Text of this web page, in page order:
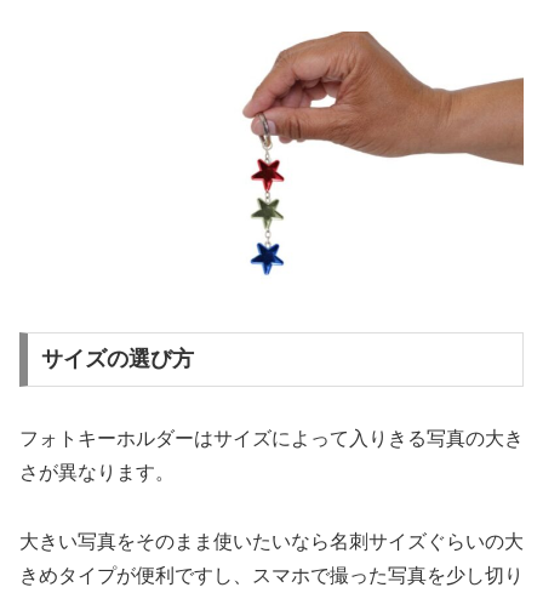
サイズの選び方
フォトキーホルダーはサイズによって入りきる写真の大き
さが異なります。
大きい写真をそのまま使いたいなら名刺サイズぐらいの大
きめタイプが便利ですし、スマホで撮った写真を少し切り